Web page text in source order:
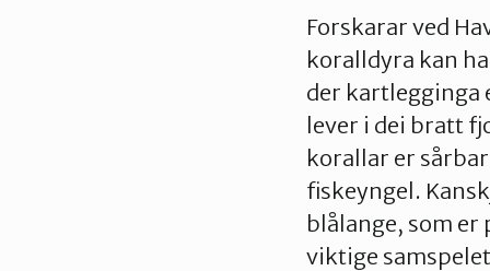
Forskarar ved
koralldyra kan
der kartlegginga
lever i dei bratt
korallar er
fiskeyngel.
blålange, som
viktige